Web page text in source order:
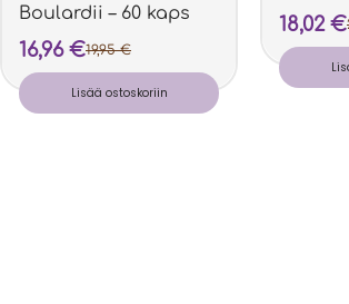
Boulardii – 60 kaps
19,95€
16,96 €
Lisää ostoskoriin
18,02 €